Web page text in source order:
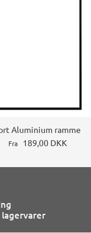
Aluminium ramme
Fra 189,00 DKK